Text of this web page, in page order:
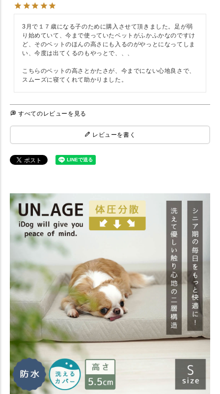
3月で１７歳になる子のために購入させて頂きました。足が弱
り始めていて、今まで使っていたベットがふかふかなのですけ
ど、そのベットのほんの高さにも入るのがやっとになってしま
い、今度は出てくるのもやっとで、、、
こちらのベットの高さとかたさが、今までにない心地良さで、
スムーズに寝てくれて助かりました。
すべてのレビューを見る
レビューを書く